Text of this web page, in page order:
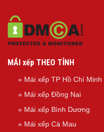
MÁI xếp THEO TỈNH
» Mái xếp TP Hồ Chí Minh
» Mái xếp Đồng Nai
» Mái xếp Bình Dương
» Mái xếp Cà Mau